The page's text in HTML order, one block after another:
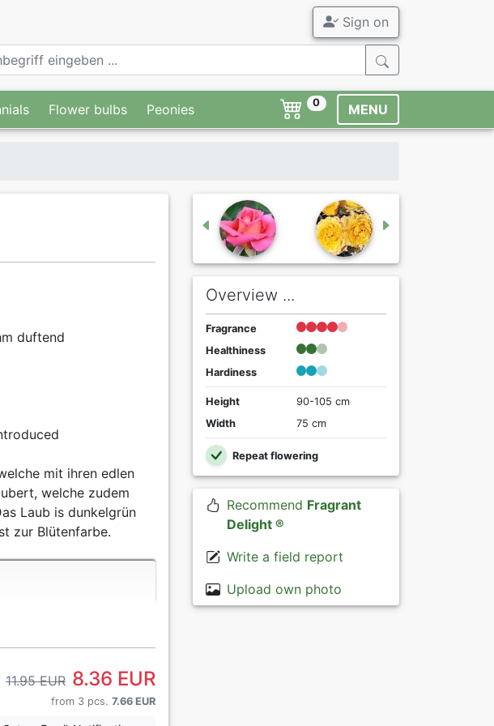
Sign on
Flower bulbs Peonies 0 MENU
duftend
mit ihren edlen
welche zudem
Laub is dunkelgrün
zur Blütenfarbe.
11.95 EUR 8.36 EUR
from 3 pcs. 7.66 EUR
Overview ...
Fragrance
Healthiness
Hardiness
Height
90-105 cm
Width
75 cm
Repeat flowering
Recommend Fragrant
Delight ®
Write a field report
Upload own photo